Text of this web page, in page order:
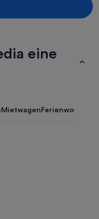
eine
Mietwagen